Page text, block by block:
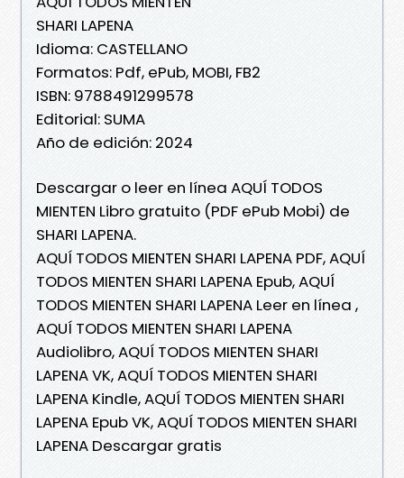
SHARI LAPENA
Idioma: CASTELLANO
Formatos: Pdf, ePub, MOBI, FB2
ISBN: 9788491299578
Editorial: SUMA
Año de edición: 2024
Descargar o leer en línea AQUÍ TODOS
MIENTEN Libro gratuito (PDF ePub Mobi) de
SHARI LAPENA.
AQUÍ TODOS MIENTEN SHARI LAPENA PDF, AQUÍ
TODOS MIENTEN SHARI LAPENA Epub, AQUÍ
TODOS MIENTEN SHARI LAPENA Leer en línea ,
AQUÍ TODOS MIENTEN SHARI LAPENA
Audiolibro, AQUÍ TODOS MIENTEN SHARI
LAPENA VK, AQUÍ TODOS MIENTEN SHARI
LAPENA Kindle, AQUÍ TODOS MIENTEN SHARI
LAPENA Epub VK, AQUÍ TODOS MIENTEN SHARI
LAPENA Descargar gratis